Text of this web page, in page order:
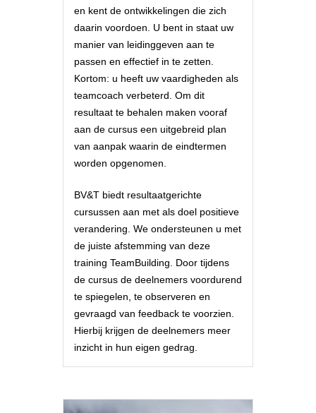
en kent de ontwikkelingen die zich
daarin voordoen. U bent in staat uw
manier van leidinggeven aan te
passen en effectief in te zetten.
Kortom: u heeft uw vaardigheden als
teamcoach verbeterd. Om dit
resultaat te behalen maken vooraf
aan de cursus een uitgebreid plan
van aanpak waarin de eindtermen
worden opgenomen.
BV&T biedt resultaatgerichte
cursussen aan met als doel positieve
verandering. We ondersteunen u met
de juiste afstemming van deze
training TeamBuilding. Door tijdens
de cursus de deelnemers voordurend
te spiegelen, te observeren en
gevraagd van feedback te voorzien.
Hierbij krijgen de deelnemers meer
inzicht in hun eigen gedrag.